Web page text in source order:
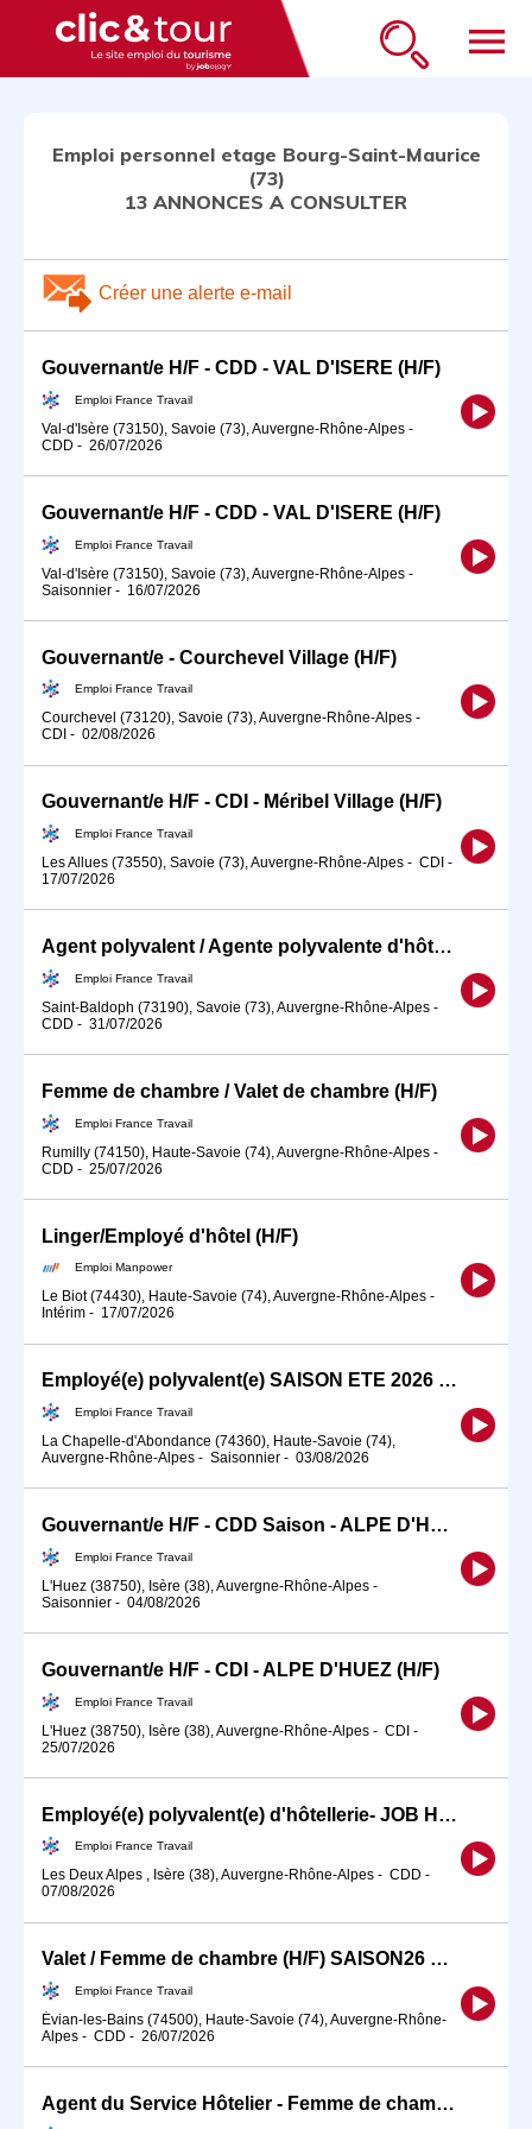
menu
Emploi personnel etage Bourg-Saint-Maurice
(73)
13 ANNONCES A CONSULTER
Créer une alerte e-mail
Gouvernant/e H/F - CDD - VAL D'ISERE (H/F)
Emploi France Travail
Val-d'Isère (73150), Savoie (73), Auvergne-Rhône-Alpes -
CDD - 26/07/2026
Gouvernant/e H/F - CDD - VAL D'ISERE (H/F)
Emploi France Travail
Val-d'Isère (73150), Savoie (73), Auvergne-Rhône-Alpes -
Saisonnier - 16/07/2026
Gouvernant/e - Courchevel Village (H/F)
Emploi France Travail
Courchevel (73120), Savoie (73), Auvergne-Rhône-Alpes -
CDI - 02/08/2026
Gouvernant/e H/F - CDI - Méribel Village (H/F)
Emploi France Travail
Les Allues (73550), Savoie (73), Auvergne-Rhône-Alpes - CDI -
17/07/2026
Agent polyvalent / Agente polyvalente d'hôtellerie (H/F)
Emploi France Travail
Saint-Baldoph (73190), Savoie (73), Auvergne-Rhône-Alpes -
CDD - 31/07/2026
Femme de chambre / Valet de chambre (H/F)
Emploi France Travail
Rumilly (74150), Haute-Savoie (74), Auvergne-Rhône-Alpes -
CDD - 25/07/2026
Linger/Employé d'hôtel (H/F)
Emploi Manpower
Le Biot (74430), Haute-Savoie (74), Auvergne-Rhône-Alpes -
Intérim - 17/07/2026
Employé(e) polyvalent(e) SAISON ETE 2026 LOGE NOURRI (H/F)
Emploi France Travail
La Chapelle-d'Abondance (74360), Haute-Savoie (74),
Auvergne-Rhône-Alpes - Saisonnier - 03/08/2026
Gouvernant/e H/F - CDD Saison - ALPE D'HUEZ (H/F)
Emploi France Travail
L'Huez (38750), Isère (38), Auvergne-Rhône-Alpes -
Saisonnier - 04/08/2026
Gouvernant/e H/F - CDI - ALPE D'HUEZ (H/F)
Emploi France Travail
L'Huez (38750), Isère (38), Auvergne-Rhône-Alpes - CDI -
25/07/2026
Employé(e) polyvalent(e) d'hôtellerie- JOB HIVER (H/F)
Emploi France Travail
Les Deux Alpes , Isère (38), Auvergne-Rhône-Alpes - CDD -
07/08/2026
Valet / Femme de chambre (H/F) SAISON26 ETE
Emploi France Travail
Évian-les-Bains (74500), Haute-Savoie (74), Auvergne-Rhône-
Alpes - CDD - 26/07/2026
Agent du Service Hôtelier - Femme de chambre (H/F)